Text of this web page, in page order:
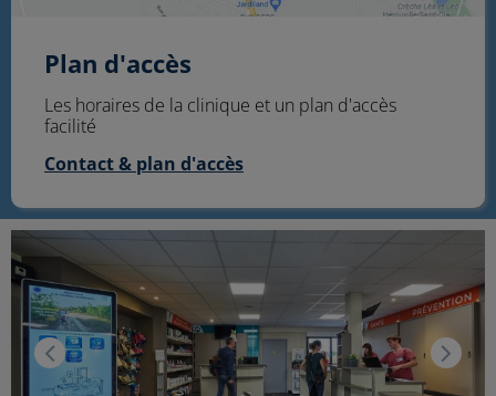
Plan d'accès
Les horaires de la clinique et un plan d'accès
facilité
Contact & plan d'accès